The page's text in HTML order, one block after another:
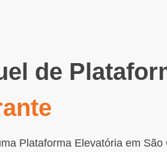
de
Plataforma Elevatória em